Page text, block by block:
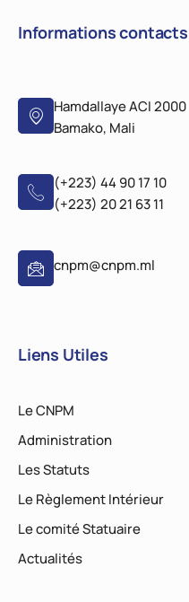
Informations contacts
Hamdallaye ACI 2000
Bamako, Mali
(+223) 44 90 17 10
(+223) 20 21 63 11
cnpm@cnpm.ml
Liens Utiles
Le CNPM
Administration
Les Statuts
Le Règlement Intérieur
Le comité Statuaire
Actualités